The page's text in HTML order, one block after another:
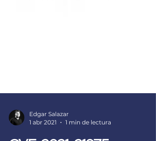
1 abr 2021
1 min de lectura